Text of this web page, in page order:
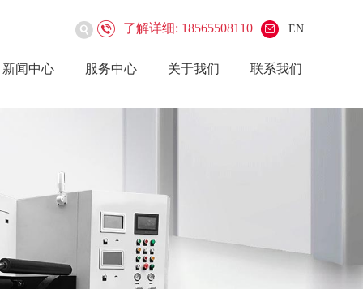
EN
了解详细: 18565508110
新闻中心 服务中心 关于我们 联系我们